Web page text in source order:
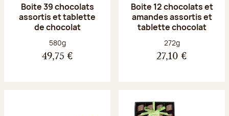
Boite 39 chocolats
assortis et tablette
de chocolat
Poids net :
580g
49,75 €
Boite 12 chocolats et
amandes assortis et
tablette chocolat
Poids net :
272g
27,10 €